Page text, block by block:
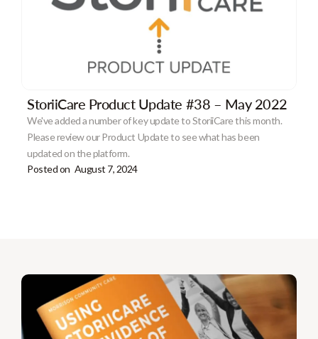
StoriiCare Product Update #38 – May 2022
We've added a number of key update to StoriiCare this month.
Please review our Product Update to see what has been
updated on the platform.
Posted on August 7, 2024